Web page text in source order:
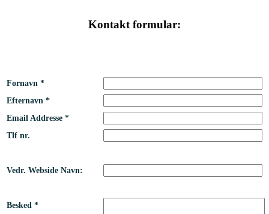
Kontakt formular:
Fornavn *
Efternavn *
Email Addresse *
Tlf nr.
Vedr. Webside Navn:
Besked *